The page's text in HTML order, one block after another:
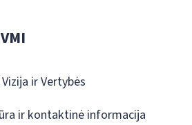
ir Vertybės
ir kontaktinė informacija